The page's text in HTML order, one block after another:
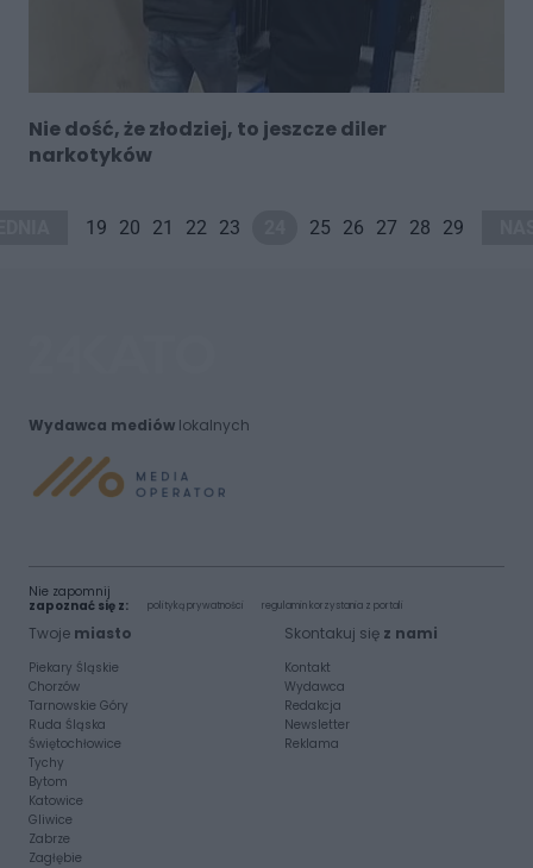
Nie dość, że złodziej, to jeszcze diler
narkotyków
19 20 21 22 23 25 26 27 28 29
Wydawca mediówlokalnych
Nie zapomnij
zapoznać się z:
polityką prywatności regulamin korzystania z portali
Twoje miasto
Piekary Śląskie
Chorzów
Tarnowskie Góry
Ruda Śląska
Świętochłowice
Tychy
Bytom
Katowice
Gliwice
Zabrze
Zagłębie
Skontakuj się z nami
Kontakt
Wydawca
Redakcja
Newsletter
Reklama